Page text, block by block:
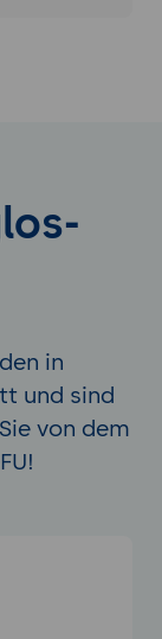
in
und sind
von dem